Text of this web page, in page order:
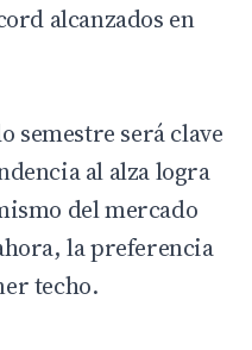
alcanzados en
semestre será clave
al alza logra
del mercado
la preferencia
techo.